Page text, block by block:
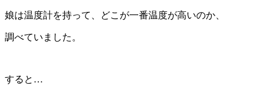
娘は温度計を持って、どこが一番温度が高いのか、
調べていました。
すると…